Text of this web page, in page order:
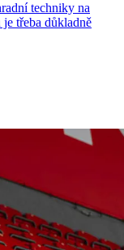
techniky na
třeba důkladně